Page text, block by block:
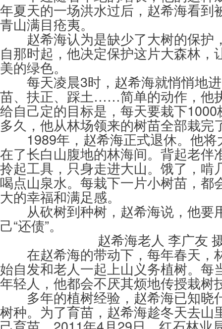
年夏天的一场洪水过后，赵希海看到
青山满目疮夷。
赵希海认为是缺少了大树的保护
自那时起，他决定保护这片大森林，
美的绿色。
每天凌晨3时，赵希海就悄悄地进
苗、扶正、踩土……简单的动作，他
给自己定的目标是，每天要栽下
多久，他从林场领来的树苗全部栽完
1989年，赵希海正式退休。他将
在了长白山腹地的林海间。背起老伴
拎起工具，只身走进大山。饿了，啃
喝点山泉水。每栽下一片小树苗，都
大的幸福和满足感。
从砍树到种树，赵希海说，他要
己“还债”。
赵希海老人 李广友
在赵希海的带动下，每年春天，
始自发和老人一起上山义务植树。每
年轻人，他都会不厌其烦地传授栽树
多年的植树经验，赵希海已知晓
树种。为了育苗，赵希海趁冬天去山